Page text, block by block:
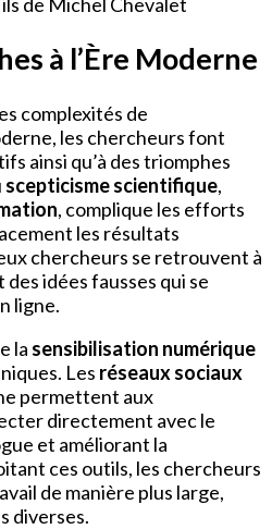
à l’Ère Moderne
complexités de
les chercheurs font
ainsi qu’à des triomphes
scepticisme scientifique,
, complique les efforts
les résultats
chercheurs se retrouvent à
idées fausses qui se
ligne.
la sensibilisation numérique
Les réseaux sociaux
permettent aux
directement avec le
et améliorant la
ces outils, les chercheurs
de manière plus large,
diverses.